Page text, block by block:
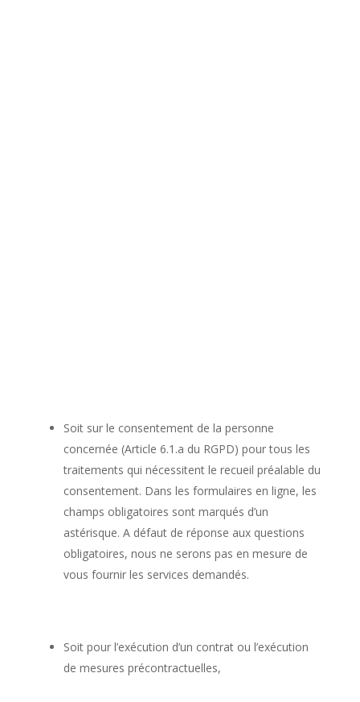
Soit sur le consentement de la personne
concernée (Article 6.1.a du RGPD) pour tous les
traitements qui nécessitent le recueil préalable du
consentement. Dans les formulaires en ligne, les
champs obligatoires sont marqués d’un
astérisque. A défaut de réponse aux questions
obligatoires, nous ne serons pas en mesure de
vous fournir les services demandés.
Soit pour l’exécution d’un contrat ou l’exécution
de mesures précontractuelles,